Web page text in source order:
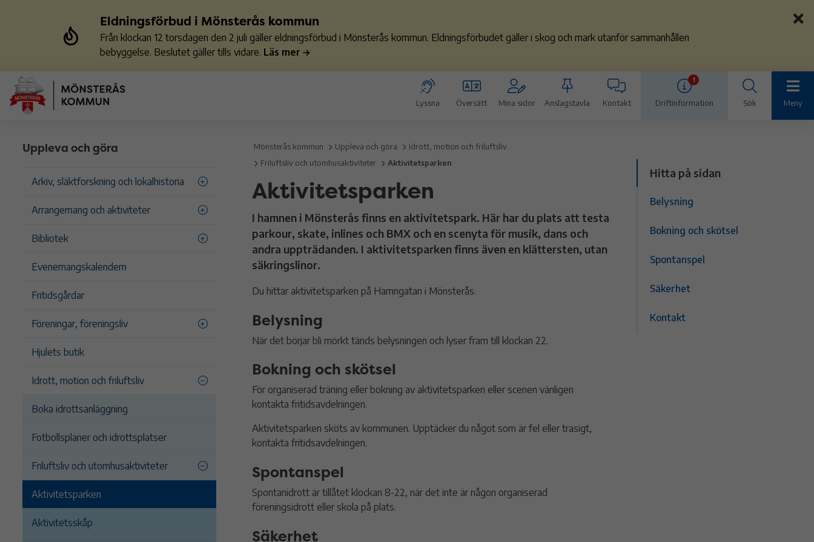
Eldningsförbud i Mönsterås kommun
Från klockan 12 torsdagen den 2 juli gäller eldningsförbud i Mönsterås kommun. Eldningsförbudet gäller i skog och mark utanför sammanhållen
bebyggelse. Beslutet gäller tills vidare. Läs mer
Lyssna Översätt Mina sidor Anslagstavla Kontakt
1
Driftinformation Sök Meny
Uppleva och göra
Arkiv, släktforskning och lokalhistoria
Arrangemang och aktiviteter
Bibliotek
Evenemangskalendern
Fritidsgårdar
Föreningar, föreningsliv
Hjulets butik
Idrott, motion och friluftsliv
Boka idrottsanläggning
Fotbollsplaner och idrottsplatser
Friluftsliv och utomhusaktiviteter
Aktivitetsparken
Aktivitetsskåp
Mönsterås kommun Uppleva och göra
Idrott, motion och friluftsliv
Friluftsliv och utomhusaktiviteter
Aktivitetsparken
Aktivitetsparken
I hamnen i Mönsterås finns en aktivitetspark. Här har du plats att testa
parkour, skate, inlines och BMX och en scenyta för musik, dans och
andra uppträdanden. I aktivitetsparken finns även en klättersten, utan
säkringslinor.
Du hittar aktivitetsparken på Hamngatan i Mönsterås.
Belysning
När det börjar bli mörkt tänds belysningen och lyser fram till klockan 22.
Bokning och skötsel
För organiserad träning eller bokning av aktivitetsparken eller scenen vänligen
kontakta fritidsavdelningen.
Aktivitetsparken sköts av kommunen. Upptäcker du något som är fel eller trasigt,
kontakta fritidsavdelningen.
Spontanspel
Spontanidrott är tillåtet klockan 8-22, när det inte är någon organiserad
föreningsidrott eller skola på plats.
Säkerhet
Hitta på sidan
Belysning
Bokning och skötsel
Spontanspel
Säkerhet
Kontakt